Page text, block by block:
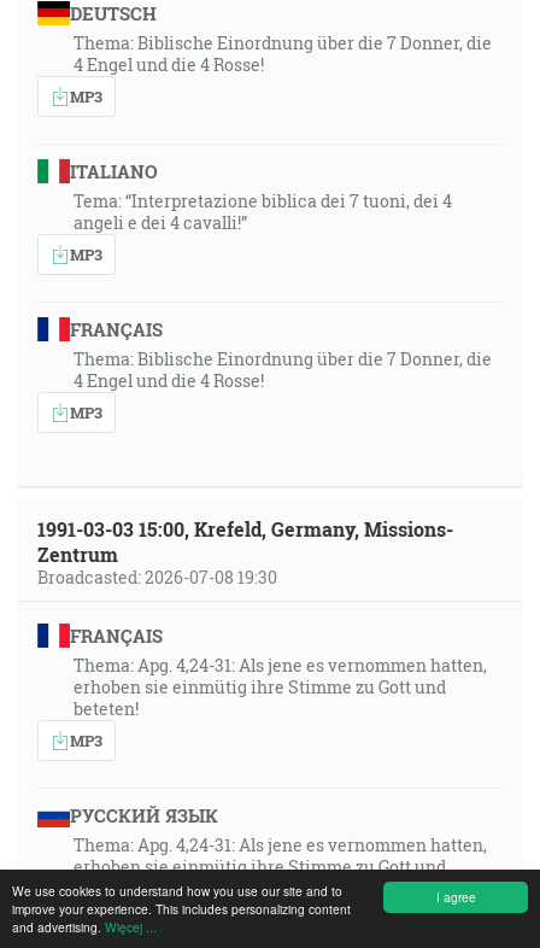
I agree
We use cookies to understand how you use our site and to
improve your experience. This includes personalizing content
and advertising. Więcej ...
DEUTSCH
Thema: Biblische Einordnung über die 7 Donner, die
4 Engel und die 4 Rosse!
MP3
ITALIANO
Tema: “Interpretazione biblica dei 7 tuoni, dei 4
angeli e dei 4 cavalli!”
MP3
FRANÇAIS
Thema: Biblische Einordnung über die 7 Donner, die
4 Engel und die 4 Rosse!
MP3
1991-03-03 15:00, Krefeld, Germany, Missions-
Zentrum
Broadcasted: 2026-07-08 19:30
FRANÇAIS
Thema: Apg. 4,24-31: Als jene es vernommen hatten,
erhoben sie einmütig ihre Stimme zu Gott und
beteten!
MP3
РУССКИЙ ЯЗЫК
Thema: Apg. 4,24-31: Als jene es vernommen hatten,
erhoben sie einmütig ihre Stimme zu Gott und
beteten!
MP3